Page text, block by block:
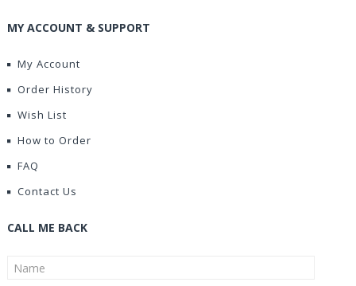
MY ACCOUNT & SUPPORT
My Account
Order History
Wish List
How to Order
FAQ
Contact Us
CALL ME BACK